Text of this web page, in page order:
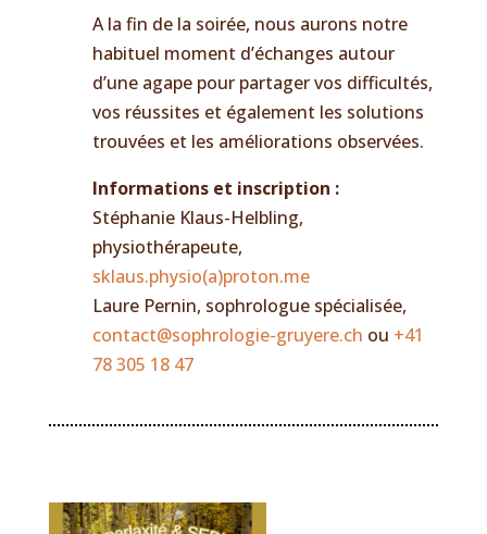
A la fin de la soirée, nous aurons notre
habituel moment d’échanges autour
d’une agape pour partager vos difficultés,
vos réussites et également les solutions
trouvées et les améliorations observées.
Informations et inscription :
Stéphanie Klaus-Helbling,
physiothérapeute,
sklaus.physio(a)proton.me
Laure Pernin, sophrologue spécialisée,
contact@sophrologie-gruyere.ch ou +41
78 305 18 47